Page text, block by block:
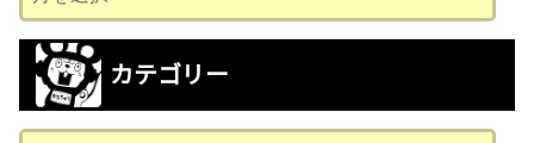
ー
カ
ブ
カテゴリー